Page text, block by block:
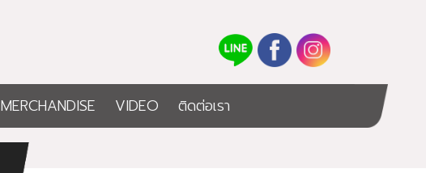
MERCHANDISE VIDEO ติดต่อเรา